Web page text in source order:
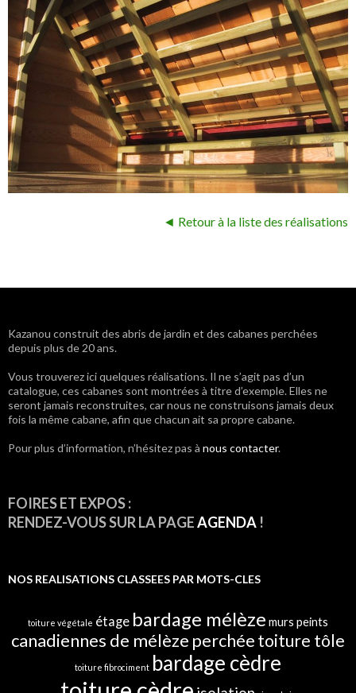
◄ Retour à la liste des réalisations
Navigation
des
articles
Kazanou construit des abris de jardin et des cabanes perchées
depuis plus de 20 ans.
Vous trouverez ici quelques réalisations. Il ne s’agit pas d’un
catalogue, ces cabanes sont montrées à titre d’exemple. Elles ne
seront jamais reconstruites, car nous ne construisons jamais deux
fois la même cabane, afin que chacun ait sa propre cabane.
Pour plus d’information, n’hésitez pas à nous contacter.
FOIRES ET EXPOS :
RENDEZ-VOUS SUR LA PAGEAGENDA !
NOS REALISATIONS CLASSEES PAR MOTS-CLES
toiture végétale étage bardage mélèze murs peints
canadiennes de mélèze perchée toiture tôle
toiture fibrociment bardage cèdre